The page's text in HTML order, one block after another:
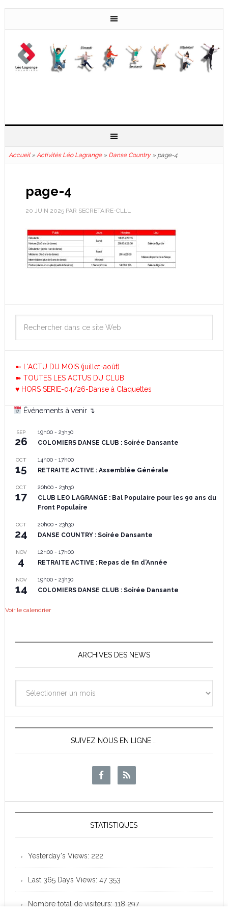
Accueil» Activités Léo Lagrange» Danse Country» page-4
page-4
20 JUIN 2025PAR SECRETAIRE-CLLL
➼ L'ACTU DU MOIS (juillet-août)
➽ TOUTES LES ACTUS DU CLUB
♥ HORS SERIE-04/26-Danse à Claquettes
Événements à venir ↴
SEP
26
19h00- 23h30
COLOMIERS DANSE CLUB : Soirée Dansante
OCT
15
14h00- 17h00
RETRAITE ACTIVE : Assemblée Générale
OCT
17
20h00- 23h30
CLUB LEO LAGRANGE : Bal Populaire pour les 90 ans du
Front Populaire
OCT
24
20h00- 23h30
DANSE COUNTRY : Soirée Dansante
NOV
4
12h00- 17h00
RETRAITE ACTIVE : Repas de fin d’Année
NOV
14
19h00- 23h30
COLOMIERS DANSE CLUB : Soirée Dansante
Voir le calendrier
ARCHIVES DES NEWS
des
News
SUIVEZ NOUS EN LIGNE …
STATISTIQUES
Yesterday's Views: 222
Last 365 Days Views: 47 353
Nombre total de visiteurs: 118 297